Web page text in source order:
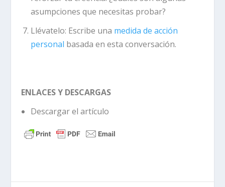
asumpciones que necesitas probar?
Llévatelo: Escribe una medida de acción
personal basada en esta conversación.
ENLACES Y DESCARGAS
Descargar el artículo